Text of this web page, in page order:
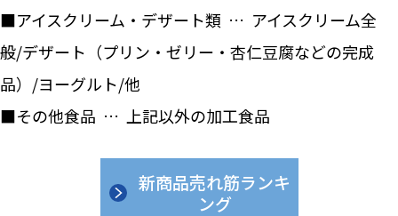
■アイスクリーム・デザート類 … アイスクリーム全
般/デザート（プリン・ゼリー・杏仁豆腐などの完成
品）/ヨーグルト/他
■その他食品 … 上記以外の加工食品
新商品売れ筋ランキ
ング